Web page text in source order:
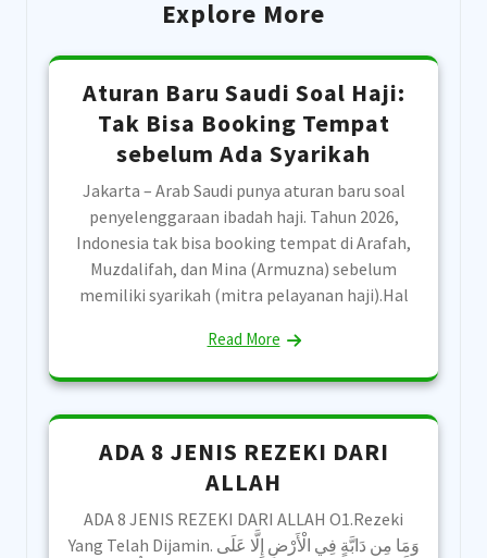
Explore More
Aturan Baru Saudi Soal Haji:
Tak Bisa Booking Tempat
sebelum Ada Syarikah
Jakarta – Arab Saudi punya aturan baru soal
penyelenggaraan ibadah haji. Tahun 2026,
Indonesia tak bisa booking tempat di Arafah,
Muzdalifah, dan Mina (Armuzna) sebelum
memiliki syarikah (mitra pelayanan haji).Hal
Read More
ADA 8 JENIS REZEKI DARI
ALLAH
ADA 8 JENIS REZEKI DARI ALLAH O1.Rezeki
Yang Telah Dijamin. ‎وَمَا مِن دَابَّةٍ فِي الْأَرْضِ إِلَّا عَلَى